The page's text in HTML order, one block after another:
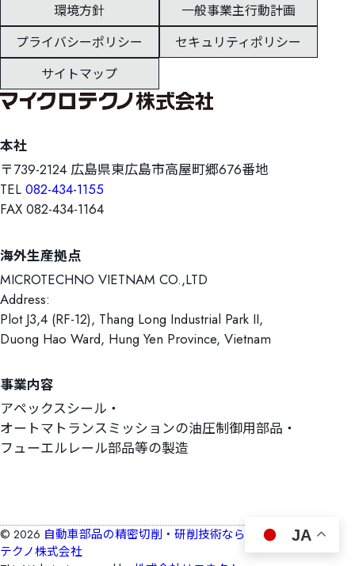
環境方針
一般事業主行動計画
プライバシーポリシー
セキュリティポリシー
サイトマップ
本社
〒739-2124 広島県東広島市高屋町郷676番地
TEL 082-434-1155
FAX 082-434-1164
海外生産拠点
MICROTECHNO VIETNAM CO.,LTD
Address:
Plot J3,4 (RF-12), Thang Long Industrial Park II,
Duong Hao Ward, Hung Yen Province, Vietnam
事業内容
アペックスシール
オートマトランスミッションの油圧制御用部品
フューエルレール部品等の製造
© 2026 自動車部品の精密切削・研削技術ならマイクロ
テクノ株式会社
JA